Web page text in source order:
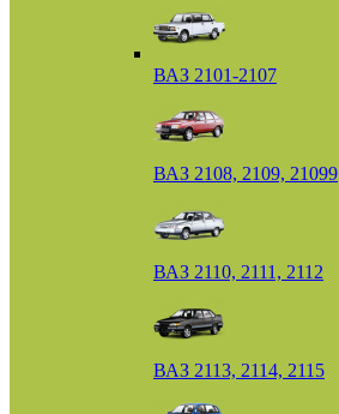
ВАЗ 2101-2107
ВАЗ 2108, 2109, 21099
ВАЗ 2110, 2111, 2112
ВАЗ 2113, 2114, 2115